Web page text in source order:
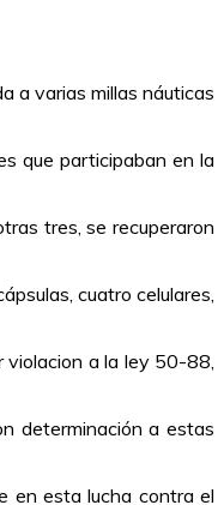
a varias millas náuticas
que participaban en la
tres, se recuperaron
cuatro celulares,
violacion a la ley 50-88,
determinación a estas
en esta lucha contra el